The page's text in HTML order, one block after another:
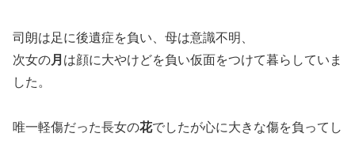
司朗は足に後遺症を負い、母は意識不明、
次女の月 は顔に大やけどを負い仮面をつけて暮らしていま
した。
唯一軽傷だった長女の花でしたが心に大きな傷を負ってし